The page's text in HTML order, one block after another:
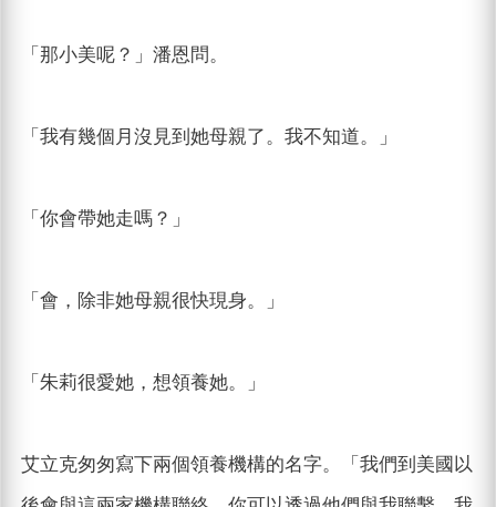
「那小美呢？」潘恩問。
「我有幾個月沒見到她母親了。我不知道。」
「你會帶她走嗎？」
「會，除非她母親很快現身。」
「朱莉很愛她，想領養她。」
艾立克匆匆寫下兩個領養機構的名字。「我們到美國以